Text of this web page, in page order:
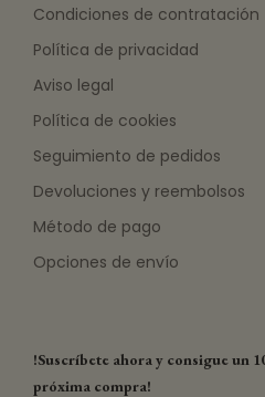
Condiciones de contratación
Política de privacidad
Aviso legal
Política de cookies
Seguimiento de pedidos
Devoluciones y reembolsos
Método de pago
Opciones de envío
!Suscríbete ahora y consigue un
próxima compra!